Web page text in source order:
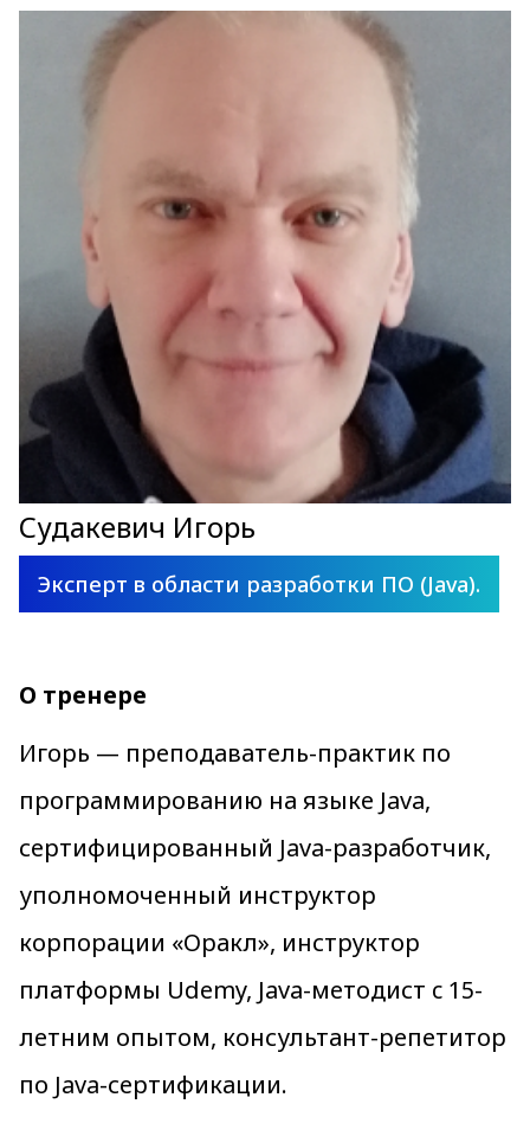
Судакевич Игорь
Эксперт в области разработки ПО (Java).
О тренере
Игорь — преподаватель-практик по
программированию на языке Java,
сертифицированный Java-разработчик,
уполномоченный инструктор
корпорации «Оракл», инструктор
платформы Udemy, Java-методист c 15-
летним опытом, консультант-репетитор
по Java-сертификации.